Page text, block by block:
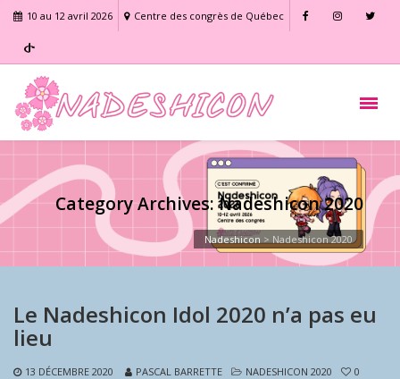
10 au 12 avril 2026 Centre des congrès de Québec
Category Archives: Nadeshicon 2020
Nadeshicon > Nadeshicon 2020
Le Nadeshicon Idol 2020 n’a pas eu
lieu
13 DÉCEMBRE 2020 PASCAL BARRETTE NADESHICON 2020 0